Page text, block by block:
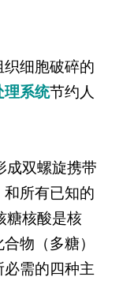
细胞破碎的
理系统节约人
成双螺旋携带
所有已知的
糖核酸是核
物（多糖）
需的四种主